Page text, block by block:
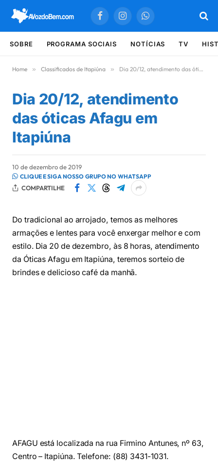
FacebookInstagramWhatsApp
SOBRE PROGRAMA SOCIAIS NOTÍCIAS TV
Home » Classificados de Itapiúna » Dia 20/12, atendimento das óticas Afagu em Itapiúna
Dia 20/12, atendimento
das óticas Afagu em
Itapiúna
10 de dezembro de 2019
CLIQUE E SIGA NOSSO GRUPO NO WHATSAPP
COMPARTILHE
Do tradicional ao arrojado, temos as melhores
armações e lentes para você enxergar melhor e com
estilo. Dia 20 de dezembro, às 8 horas, atendimento
da Óticas Afagu em Itapiúna, teremos sorteio de
brindes e delicioso café da manhã.
AFAGU está localizada na rua Firmino Antunes, nº 63,
Centro – Itapiúna. Telefone: (88) 3431-1031.